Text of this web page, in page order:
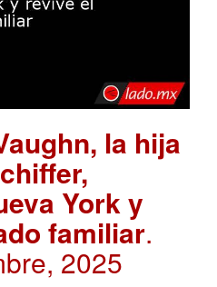
la hija
York y
familiar.
2025